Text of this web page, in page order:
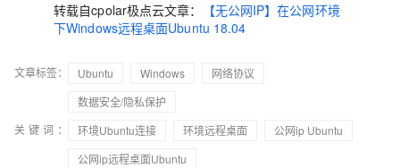
转载自cpolar极点云文章：
【无公网IP】在公网环境
下Windows远程桌面Ubuntu 18.04
文章标签： Ubuntu Windows
网络协议
数据安全/隐私保护
关键词：
环境Ubuntu连接 环境远程桌面
公网ip Ubuntu
公网ip远程桌面Ubuntu